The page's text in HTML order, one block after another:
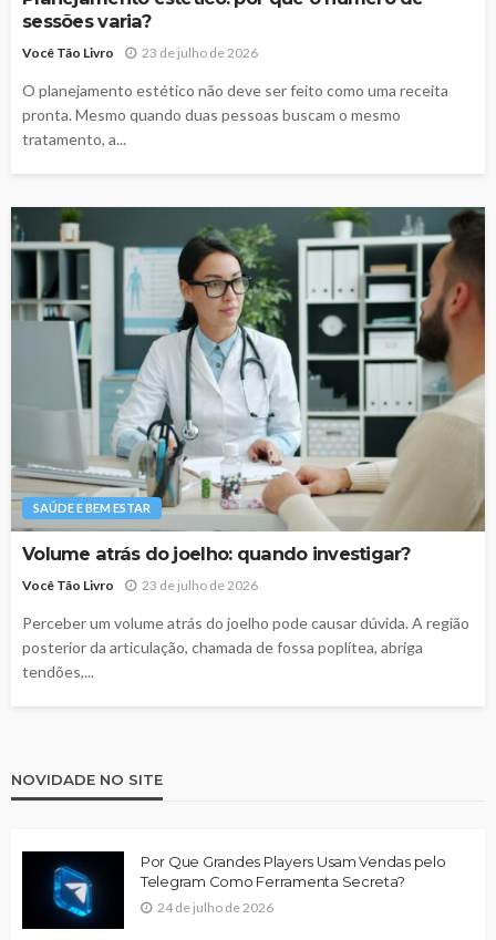
sessões varia?
Você Tão Livro 23 de julho de 2026
O planejamento estético não deve ser feito como uma receita
pronta. Mesmo quando duas pessoas buscam o mesmo
tratamento, a...
SAÚDE E BEM ESTAR
Volume atrás do joelho: quando investigar?
Você Tão Livro 23 de julho de 2026
Perceber um volume atrás do joelho pode causar dúvida. A região
posterior da articulação, chamada de fossa poplítea, abriga
tendões,...
NOVIDADE NO SITE
Por Que Grandes Players Usam Vendas pelo
Telegram Como Ferramenta Secreta?
24 de julho de 2026